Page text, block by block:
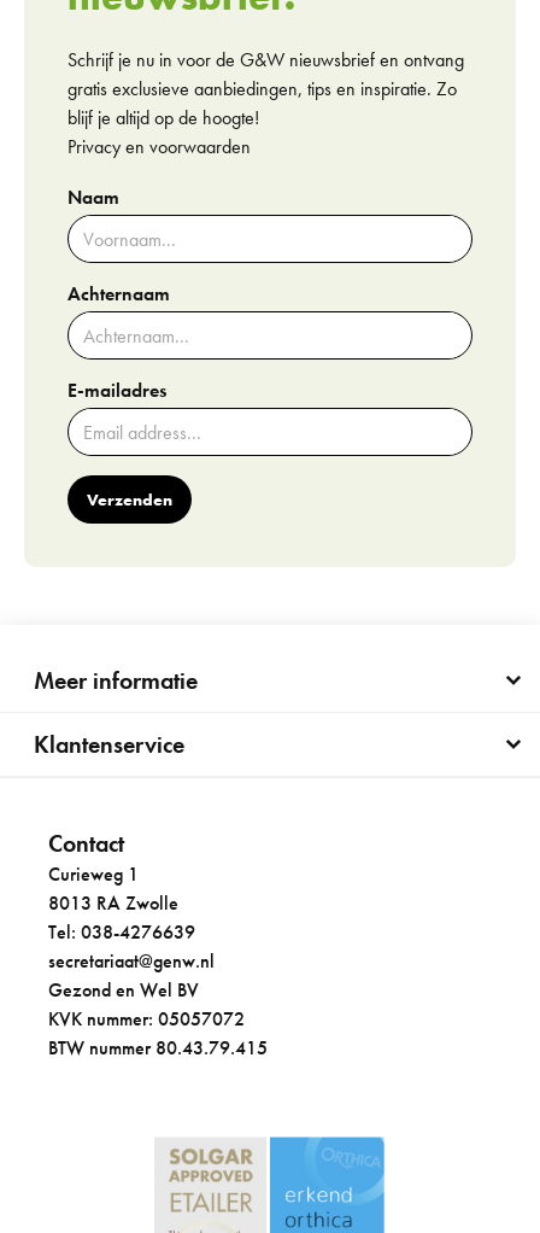
Schrijf je nu in voor de G&W nieuwsbrief en ontvang
gratis exclusieve aanbiedingen, tips en inspiratie. Zo
blijf je altijd op de hoogte!
Privacy en voorwaarden
Naam
Achternaam
E-mailadres
Verzenden
Meer informatie
Klantenservice
Contact
Curieweg 1
8013 RA Zwolle
Tel: 038-4276639
secretariaat@genw.nl
Gezond en Wel BV
KVK nummer: 05057072
BTW nummer 80.43.79.415